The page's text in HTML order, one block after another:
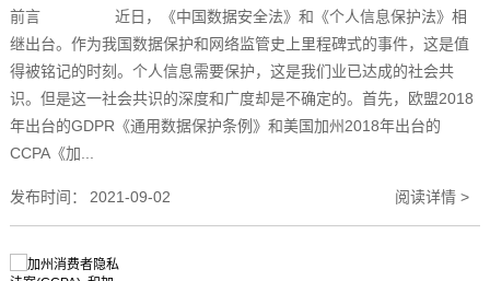
前言 近日，《中国数据安全法》和《个人信息保护法》相
继出台。作为我国数据保护和网络监管史上里程碑式的事件，这是值
得被铭记的时刻。个人信息需要保护，这是我们业已达成的社会共
识。但是这一社会共识的深度和广度却是不确定的。首先，欧盟2018
年出台的GDPR《通用数据保护条例》和美国加州2018年出台的
CCPA《加...
发布时间： 2021-09-02 阅读详情 >